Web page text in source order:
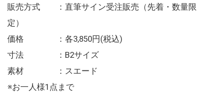
販売方式 ：直筆サイン受注販売（先着・数量限
定）
価格 ：各3,850円(税込)
寸法 ：B2サイズ
素材 ：スエード
※お一人様1点まで